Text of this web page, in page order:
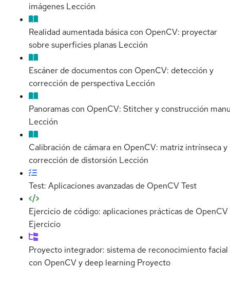
imágenes Lección
Realidad aumentada básica con OpenCV: proyectar
sobre superficies planas Lección
Escáner de documentos con OpenCV: detección y
corrección de perspectiva Lección
Panoramas con OpenCV: Stitcher y construcción
Lección
Calibración de cámara en OpenCV: matriz intrínseca y
corrección de distorsión Lección
Test: Aplicaciones avanzadas de OpenCVTest
Ejercicio de código: aplicaciones prácticas de OpenCV
Ejercicio
Proyecto integrador: sistema de reconocimiento facial
con OpenCV y deep learning Proyecto